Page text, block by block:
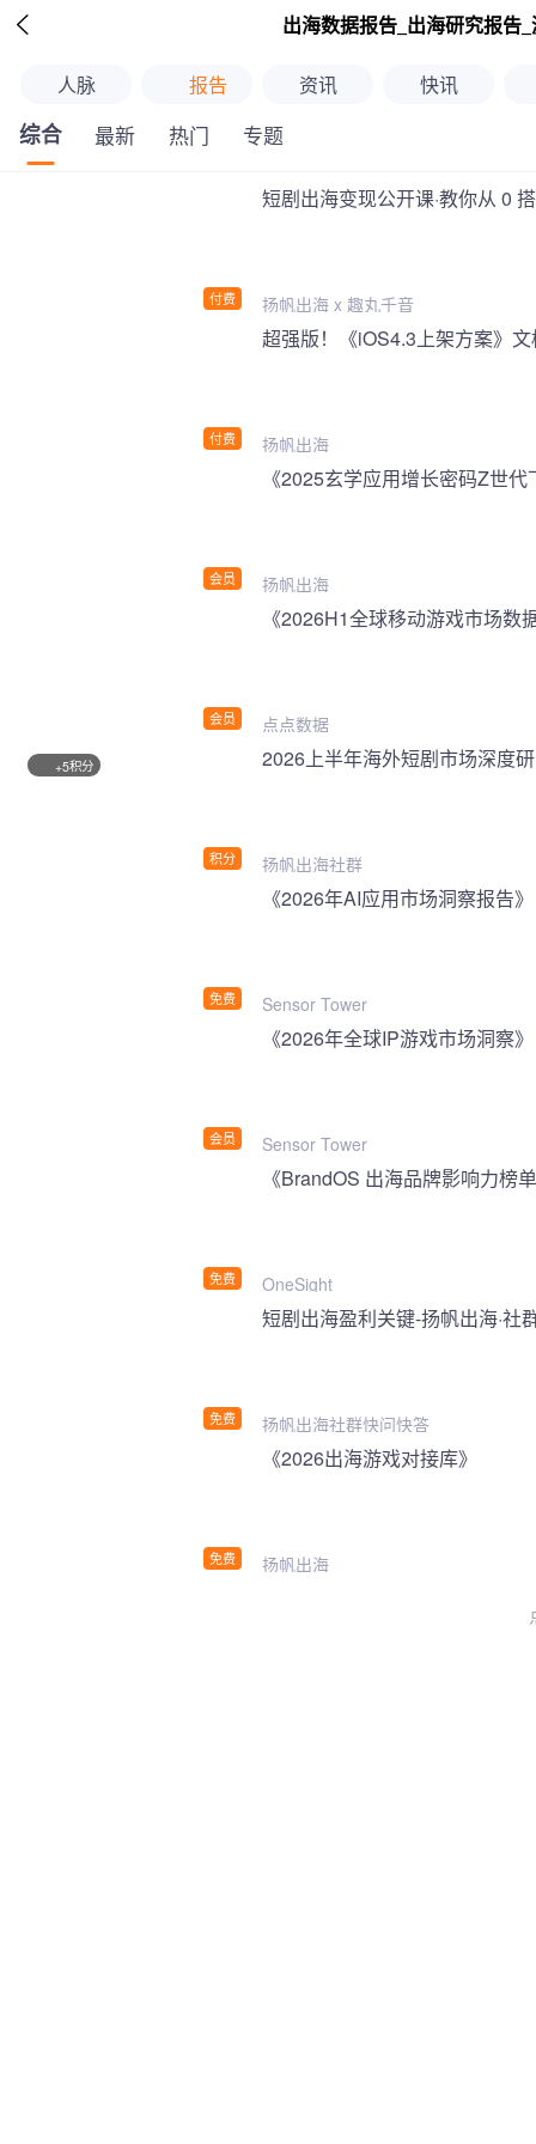
 出海数据报告_出海研究报告
人脉 报告 资讯 快讯
综合 最新 热门 专题
付费
短剧出海变现公开课·教你从 0
扬帆出海 x 趣丸千音
付费 扬帆出海
会员
《2025玄学应用增长密码Z世
扬帆出海
会员
《2026H1全球移动游戏市场数
点点数据
+5积分
积分
2026上半年海外短剧市场深度
扬帆出海社群
免费
《2026年AI应用市场洞察报告》
Sensor Tower
会员
《2026年全球IP游戏市场洞察》
Sensor Tower
免费
《BrandOS 出海品牌影响力榜
OneSight
免费
短剧出海盈利关键-扬帆出海·社
扬帆出海社群快问快答
免费
《2026出海游戏对接库》
扬帆出海